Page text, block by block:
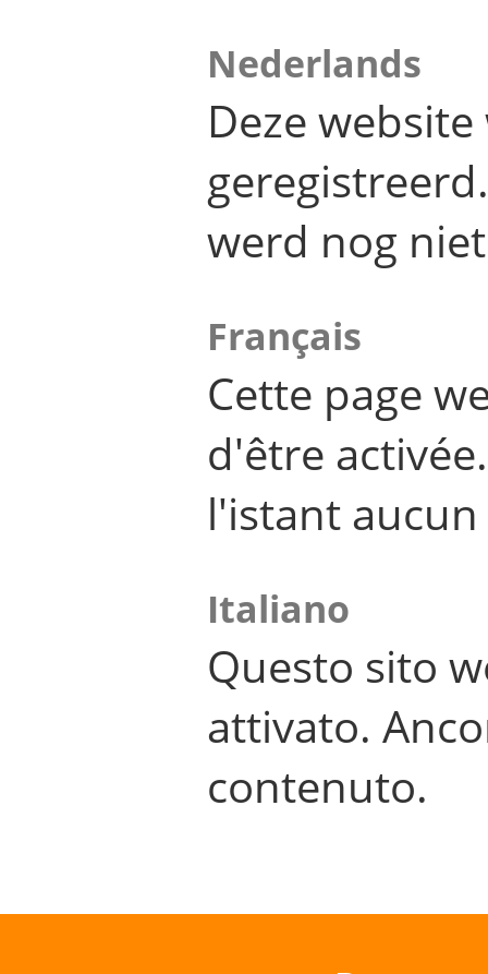
Nederlands
Deze
werd nog
Français
Cette page
d'être
l'istant
Italiano
Questo sito
attivato.
contenuto.